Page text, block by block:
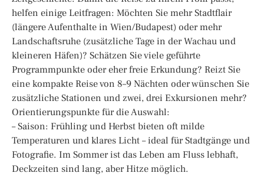
helfen einige Leitfragen: Möchten Sie mehr Stadtflair
(längere Aufenthalte in Wien/Budapest) oder mehr
Landschaftsruhe (zusätzliche Tage in der Wachau und
kleineren Häfen)? Schätzen Sie viele geführte
Programmpunkte oder eher freie Erkundung? Reizt Sie
eine kompakte Reise von 8–9 Nächten oder wünschen Sie
zusätzliche Stationen und zwei, drei Exkursionen mehr?
Orientierungspunkte für die Auswahl:
– Saison: Frühling und Herbst bieten oft milde
Temperaturen und klares Licht – ideal für Stadtgänge und
Fotografie. Im Sommer ist das Leben am Fluss lebhaft,
Deckzeiten sind lang, aber Hitze möglich.